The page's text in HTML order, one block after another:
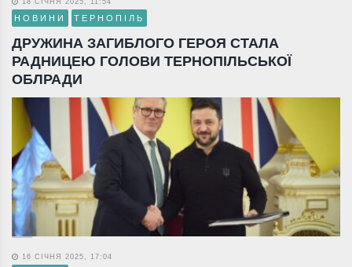
18 СІЧНЯ 2025, 11:54
НОВИНИ ТЕРНОПІЛЬ
ДРУЖИНА ЗАГИБЛОГО ГЕРОЯ СТАЛА
РАДНИЦЕЮ ГОЛОВИ ТЕРНОПІЛЬСЬКОЇ
ОБЛРАДИ
16 СІЧНЯ 2025, 17:04